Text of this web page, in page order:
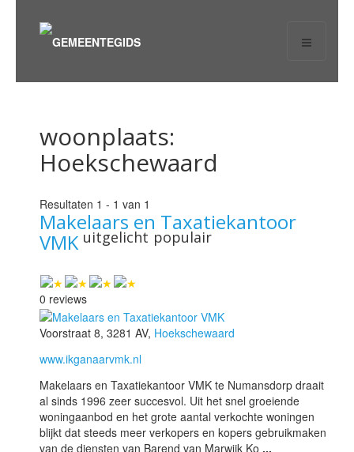
woonplaats:
Hoekschewaard
Resultaten 1 - 1 van 1
Makelaars en Taxatiekantoor
VMK uitgelicht populair
0 reviews
Voorstraat 8, 3281 AV, Hoekschewaard
www.ikganaarvmk.nl
Makelaars en Taxatiekantoor VMK te Numansdorp draait
al sinds 1996 zeer succesvol. Uit het snel groeiende
woningaanbod en het grote aantal verkochte woningen
blijkt dat steeds meer verkopers en kopers gebruikmaken
van de diensten van Barend van Marwijk Ko ...